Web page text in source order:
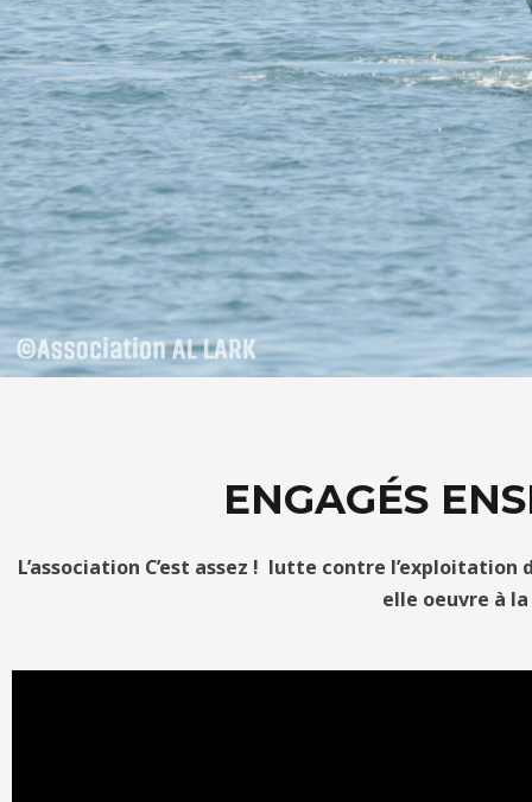
ENGAGÉS
L’association C’est assez ! lutte contre
elle oeuvre à